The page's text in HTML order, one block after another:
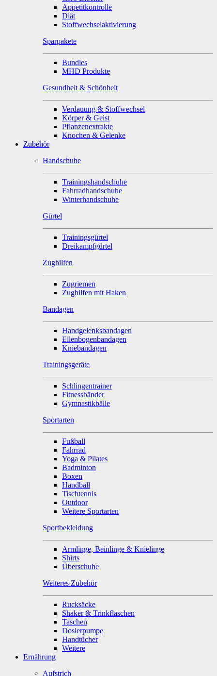
Appetitkontrolle
Diät
Stoffwechselaktivierung
Sparpakete
Bundles
MHD Produkte
Gesundheit & Schönheit
Verdauung & Stoffwechsel
Körper & Geist
Pflanzenextrakte
Knochen & Gelenke
Zubehör
Handschuhe
Trainingshandschuhe
Fahrradhandschuhe
Winterhandschuhe
Gürtel
Trainingsgürtel
Dreikampfgürtel
Zughilfen
Zugriemen
Zughilfen mit Haken
Bandagen
Handgelenksbandagen
Ellenbogenbandagen
Kniebandagen
Trainingsgeräte
Schlingentrainer
Fitnessbänder
Gymnastikbälle
Sportarten
Fußball
Fahrrad
Yoga & Pilates
Badminton
Boxen
Handball
Tischtennis
Outdoor
Weitere Sportarten
Sportbekleidung
Armlinge, Beinlinge & Knielinge
Shirts
Überschuhe
Weiteres Zubehör
Rucksäcke
Shaker & Trinkflaschen
Taschen
Dosierpumpe
Handtücher
Weitere
Ernährung
Aufstrich